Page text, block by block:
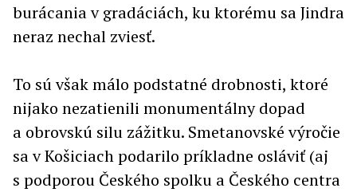
burácania v gradáciách, ku ktorému sa Jindra
neraz nechal zviesť.
To sú však málo podstatné drobnosti, ktoré
nijako nezatienili monumentálny dopad
a obrovskú silu zážitku. Smetanovské výročie
sa v Košiciach podarilo príkladne osláviť (aj
s podporou Českého spolku a Českého centra